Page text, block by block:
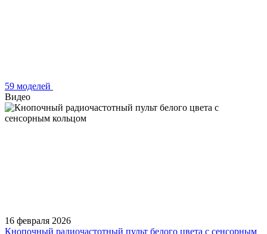
59 моделей
Видео
16 февраля 2026
Кнопочный радиочастотный пульт белого цвета с сенсорным